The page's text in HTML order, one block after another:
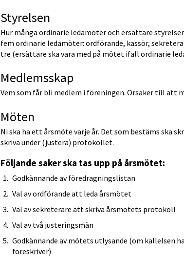
Styrelsen
Hur många ordinarie ledamöter och ersättare
fem ordinarie ledamöter: ordförande, kassör,
tre (ersättare ska vara med på mötet ifall ordinarie
Medlemsskap
Vem som får bli medlem i föreningen. Orsaker till att
Möten
Ni ska ha ett årsmöte varje år. Det som bestäms ska
skriva under (justera) protokollet.
Följande saker ska tas upp på årsmötet:
Godkännande av föredragningslistan
Val av ordförande att leda årsmötet
Val av sekreterare att skriva årsmötets protokoll
Val av två justeringsmän
Godkännande av mötets utlysande (om kallelsen
föreskriver)